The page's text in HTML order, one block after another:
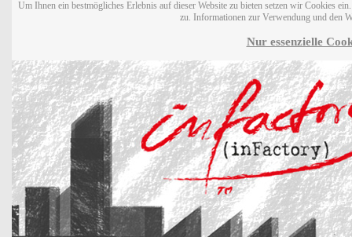
Um Ihnen ein bestmögliches Erlebnis auf dieser Website zu bieten setzen wir Cookies
zu. Informationen zur Verwendung und den
Nur essenzielle